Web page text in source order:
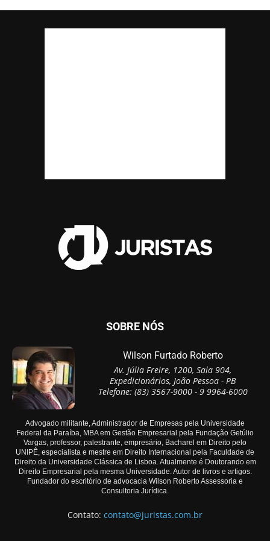
SOBRE NÓS
Wilson Furtado Roberto
Av. Júlia Freire, 1200, Sala 904,
Expedicionários, João Pessoa - PB
Telefone: (83) 3567-9000 - 9 9964-6000
Advogado militante, Administrador de Empresas pela Universidade
Federal da Paraíba, MBA em Gestão Empresarial pela Fundação Getúlio
Vargas, professor, palestrante, empresário, Bacharel em Direito pelo
UNIPÊ, especialista e mestre em Direito Internacional pela Faculdade de
Direito da Universidade Clássica de Lisboa. Atualmente é Doutorando em
Direito Empresarial pela mesma Universidade. Autor de livros e artigos.
Fundador do escritório de advocacia Wilson Roberto Assessoria e
Consultoria Jurídica.
Contato: contato@juristas.com.br